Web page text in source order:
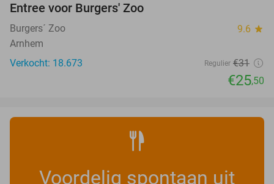
Entree voor Burgers' Zoo
Burgers´ Zoo 9.6 star
Arnhem
Verkocht: 18.673
Regulier €31
€25,50
Voordelig spontaan uit